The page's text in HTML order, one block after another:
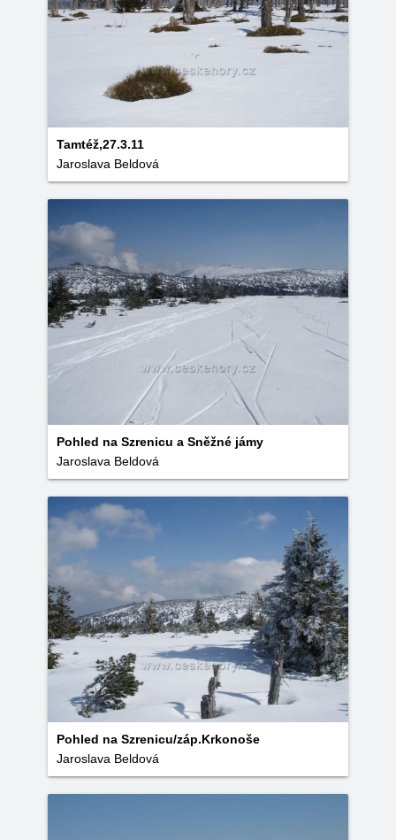
Tamtéž,27.3.11
Jaroslava Beldová
Pohled na Szrenicu a Sněžné jámy
Jaroslava Beldová
Pohled na Szrenicu/záp.Krkonoše
Jaroslava Beldová